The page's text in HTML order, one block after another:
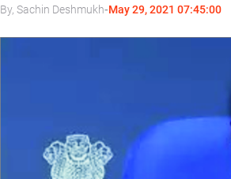
By, Sachin Deshmukh-May 29, 2021 07:45:00